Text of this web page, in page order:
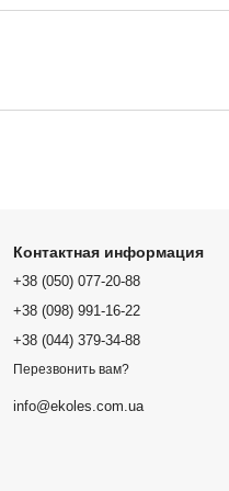
Контактная информация
+38 (050) 077-20-88
+38 (098) 991-16-22
+38 (044) 379-34-88
Перезвонить вам?
info@ekoles.com.ua